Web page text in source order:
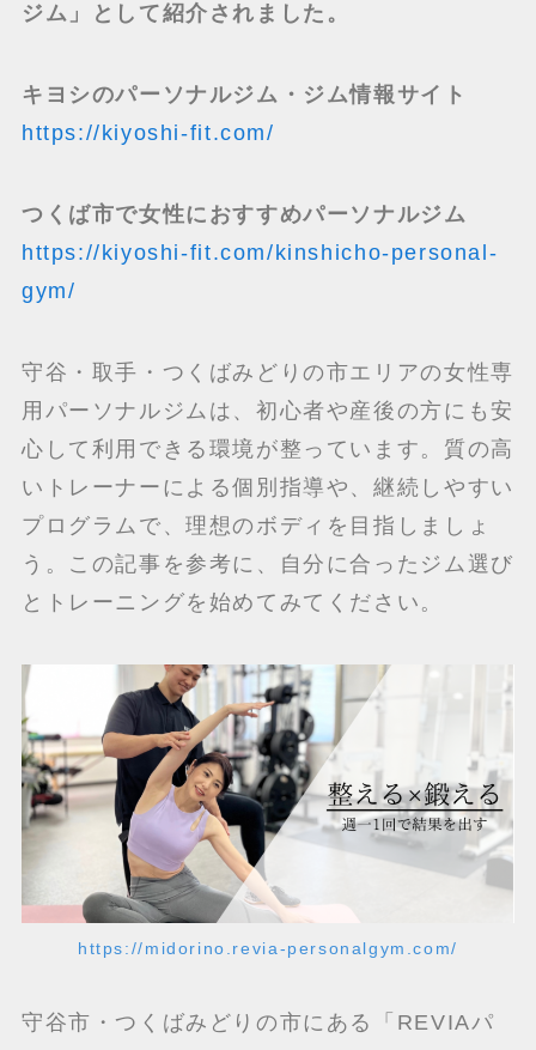
ジム」として紹介されました。
キヨシのパーソナルジム・ジム情報サイト
https://kiyoshi-fit.com/
つくば市で女性におすすめパーソナルジム
https://kiyoshi-fit.com/kinshicho-personal-
gym/
守谷・取手・つくばみどりの市エリアの女性専
用パーソナルジムは、初心者や産後の方にも安
心して利用できる環境が整っています。質の高
いトレーナーによる個別指導や、継続しやすい
プログラムで、理想のボディを目指しましょ
う。この記事を参考に、自分に合ったジム選び
とトレーニングを始めてみてください。
https://midorino.revia-personalgym.com/
守谷市・つくばみどりの市にある「REVIAパ